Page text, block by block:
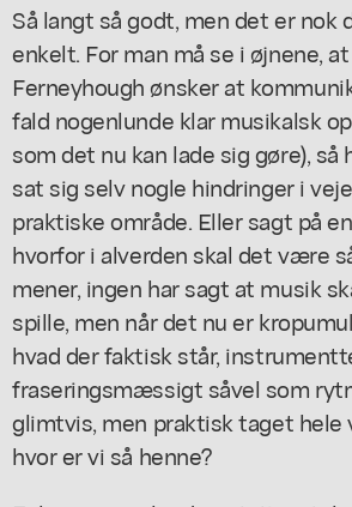
Så langt så godt, men det er nok
enkelt. For man må se i øjnene,
Ferneyhough ønsker at
fald nogenlunde klar musikalsk
som det nu kan lade sig gøre), så
sat sig selv nogle hindringer i
praktiske område. Eller sagt på
hvorfor i alverden skal det være
mener, ingen har sagt at musik
spille, men når det nu er
hvad der faktisk står,
fraseringsmæssigt såvel som
glimtvis, men praktisk taget hele
hvor er vi så henne?